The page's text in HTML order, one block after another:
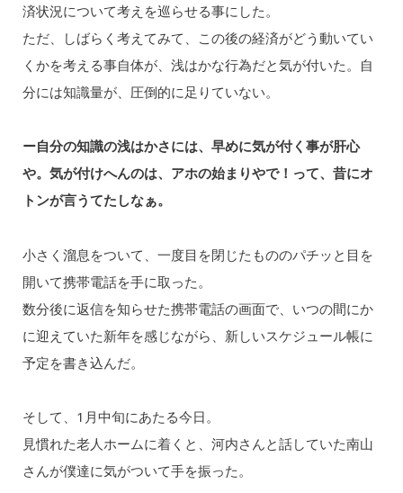
済状況について考えを巡らせる事にした。
ただ、しばらく考えてみて、この後の経済がどう動いてい
くかを考える事自体が、浅はかな行為だと気が付いた。自
分には知識量が、圧倒的に足りていない。
ー自分の知識の浅はかさには、早めに気が付く事が肝心
や。気が付けへんのは、アホの始まりやで！って、昔にオ
トンが言うてたしなぁ。
小さく溜息をついて、一度目を閉じたもののパチッと目を
開いて携帯電話を手に取った。
数分後に返信を知らせた携帯電話の画面で、いつの間にか
に迎えていた新年を感じながら、新しいスケジュール帳に
予定を書き込んだ。
そして、1月中旬にあたる今日。
見慣れた老人ホームに着くと、河内さんと話していた南山
さんが僕達に気がついて手を振った。